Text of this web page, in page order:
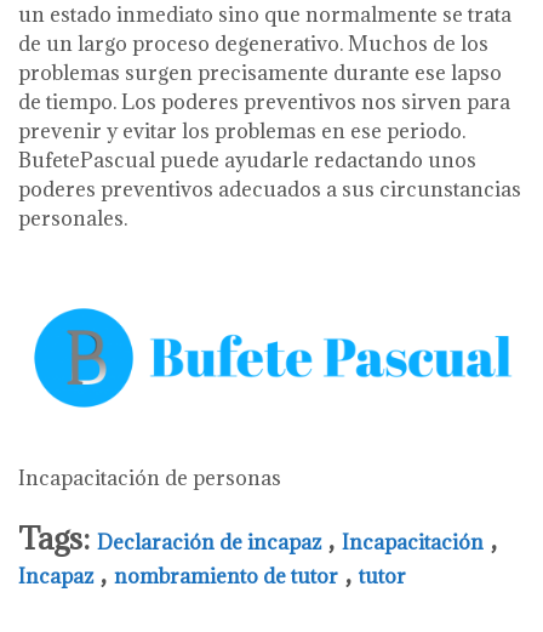
un estado inmediato sino que normalmente se trata
de un largo proceso degenerativo. Muchos de los
problemas surgen precisamente durante ese lapso
de tiempo. Los poderes preventivos nos sirven para
prevenir y evitar los problemas en ese periodo.
BufetePascual puede ayudarle redactando unos
poderes preventivos adecuados a sus circunstancias
personales.
Incapacitación de personas
Tags: Declaración de incapaz, Incapacitación ,
Incapaz, nombramiento de tutor ,tutor